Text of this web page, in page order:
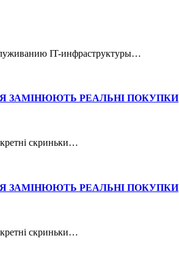
IT-инфраструктуры…
ЗАМІНЮЮТЬ РЕАЛЬНІ ПОКУПКИ
скриньки…
ЗАМІНЮЮТЬ РЕАЛЬНІ ПОКУПКИ
скриньки…